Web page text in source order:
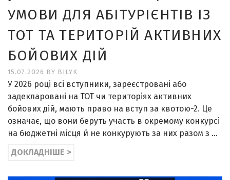
УМОВИ ДЛЯ АБІТУРІЄНТІВ ІЗ
ТОТ ТА ТЕРИТОРІЙ АКТИВНИХ
БОЙОВИХ ДІЙ
15.07.2026 BY BILYK
У 2026 році всі вступники, зареєстровані або
задекларовані на ТОТ чи територіях активних
бойових дій, мають право на вступ за квотою-2. Це
означає, що вони беруть участь в окремому конкурсі
на бюджетні місця й не конкурують за них разом з …
ДОКЛАДНІШЕ >